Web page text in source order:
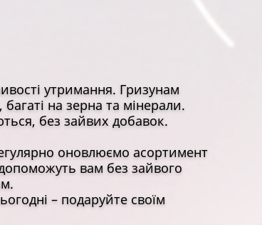
утримання. Гризунам
на зерна та мінерали.
без зайвих добавок.
оновлюємо асортимент
вам без зайвого
– подаруйте своїм